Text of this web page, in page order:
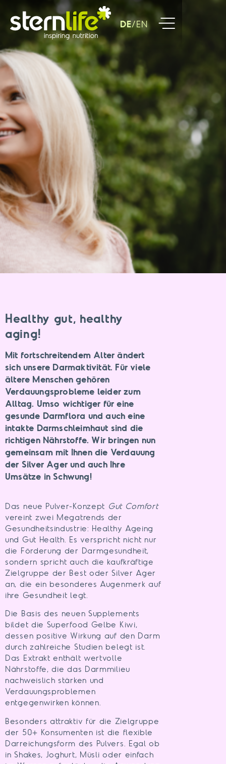
DE EN
Healthy gut, healthy
aging!
Mit fortschreitendem Alter ändert
sich unsere Darmaktivität. Für viele
ältere Menschen gehören
Verdauungsprobleme leider zum
Alltag. Umso wichtiger für eine
gesunde Darmflora und auch eine
intakte Darmschleimhaut sind die
richtigen Nährstoffe. Wir bringen nun
gemeinsam mit Ihnen die Verdauung
der Silver Ager und auch Ihre
Umsätze in Schwung!
Das neue Pulver-Konzept Gut Comfort
vereint zwei Megatrends der
Gesundheitsindustrie: Healthy Ageing
und Gut Health. Es verspricht nicht nur
die Förderung der Darmgesundheit,
sondern spricht auch die kaufkräftige
Zielgruppe der Best oder Silver Ager
an, die ein besonderes Augenmerk auf
ihre Gesundheit legt.
Die Basis des neuen Supplements
bildet die Superfood Gelbe Kiwi,
dessen positive Wirkung auf den Darm
durch zahlreiche Studien belegt ist.
Das Extrakt enthält wertvolle
Nährstoffe, die das Darmmilieu
nachweislich stärken und
Verdauungsproblemen
entgegenwirken können.
Besonders attraktiv für die Zielgruppe
der 50+ Konsumenten ist die flexible
Darreichungsform des Pulvers. Egal ob
in Shakes, Joghurt, Müsli oder einfach